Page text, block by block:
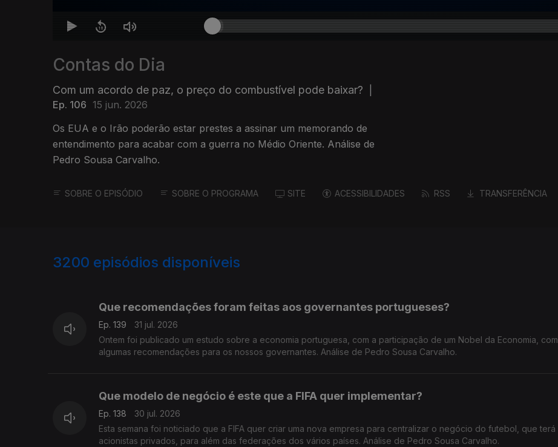
Contas do Dia
Com um acordo de paz, o preço do combustível pode baixar?
Ep. 106 15 jun. 2026
Os EUA e o Irão poderão estar prestes a assinar um memorando de
entendimento para acabar com a guerra no Médio Oriente. Análise de
Pedro Sousa Carvalho.
SOBRE O EPISÓDIO SOBRE O PROGRAMA SITE ACESSIBILIDADES RSS TRANSFERÊNCIA
3200 episódios disponíveis
Que recomendações foram feitas aos governantes portugueses?
Ep. 139
31 jul. 2026
Ontem foi publicado um estudo sobre a economia portuguesa, com a participação de um Nobel da Economia, com
algumas recomendações para os nossos governantes. Análise de Pedro Sousa Carvalho.
Que modelo de negócio é este que a FIFA quer implementar?
Ep. 138
30 jul. 2026
Esta semana foi noticiado que a FIFA quer criar uma nova empresa para centralizar o negócio do futebol, que terá
acionistas privados, para além das federações dos vários países. Análise de Pedro Sousa Carvalho.